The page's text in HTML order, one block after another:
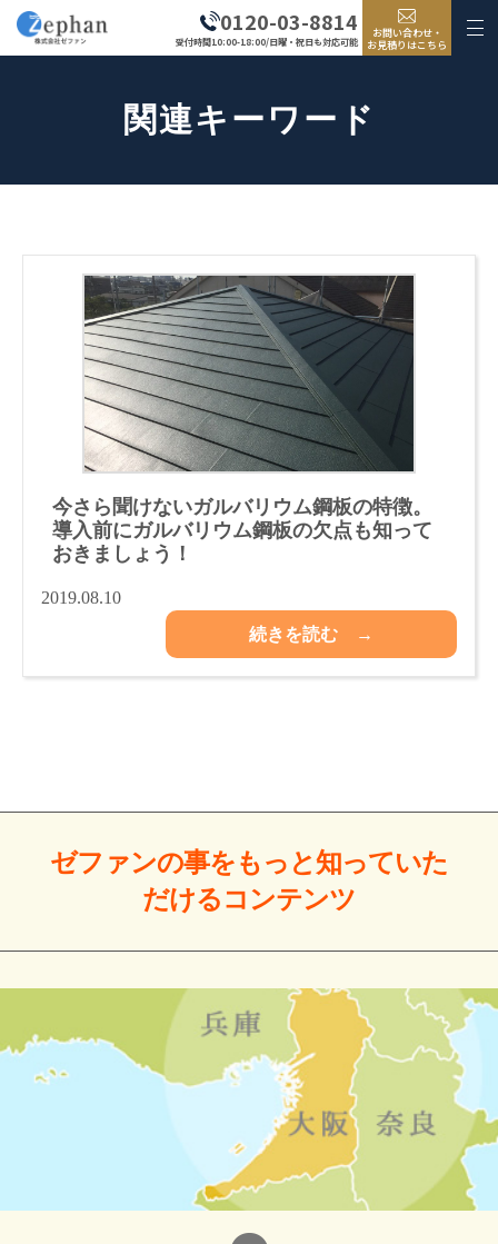
0120-03-8814
受付時間10:00-18:00/日曜・祝日も対応可能
お問い合わせ・
お見積りはこちら
関連キーワード
今さら聞けないガルバリウム鋼板の特徴。
導入前にガルバリウム鋼板の欠点も知って
おきましょう！
2019.08.10
続きを読む →
ゼファンの事をもっと知っていた
だけるコンテンツ